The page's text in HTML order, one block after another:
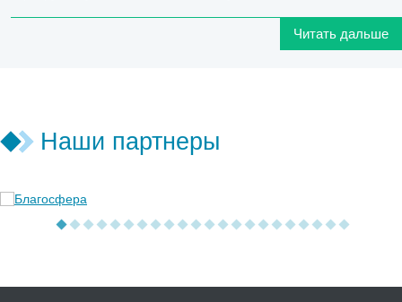
Читать дальше
Наши партнеры